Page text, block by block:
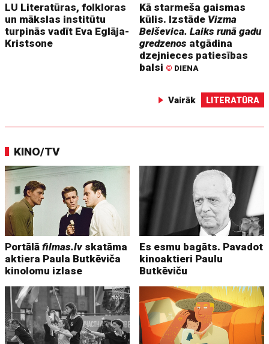
LU Literatūras, folkloras
un mākslas institūtu
turpinās vadīt Eva Eglāja-
Kristsone
Kā starmeša gaismas
kūlis. Izstāde Vizma
Belševica. Laiks runā gadu
gredzenos atgādina
dzejnieces patiesības
balsi © DIENA
Vairāk LITERATŪRA
KINO/TV
Portālāfilmas.lv skatāma
aktiera Paula Butkēviča
kinolomu izlase
Es esmu bagāts. Pavadot
kinoaktieri Paulu
Butkēviču